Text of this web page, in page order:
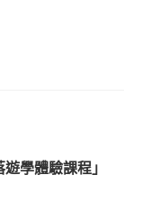
學體驗課程」